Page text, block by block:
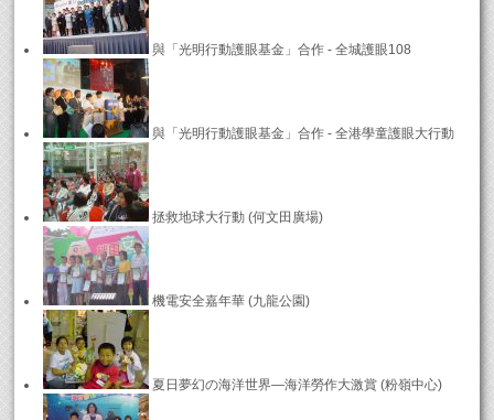
與「光明行動護眼基金」合作 - 全城護眼108
與「光明行動護眼基金」合作 - 全港學童護眼大行動
拯救地球大行動 (何文田廣場)
機電安全嘉年華 (九龍公園)
夏日夢幻の海洋世界—海洋勞作大激賞 (粉嶺中心)